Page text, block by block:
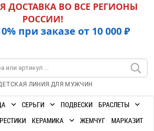
ДОСТАВКА ВО ВСЕ РЕГИОНЫ
РОССИИ!
при заказе от 10 000 ₽
ЛИНИЯ |ДЛЯ МУЖЧИН
СЕРЬГИ ПОДВЕСКИ
БРАСЛЕТЫ
КЕРАМИКА ЖЕМЧУГ
МАРКАЗИТ